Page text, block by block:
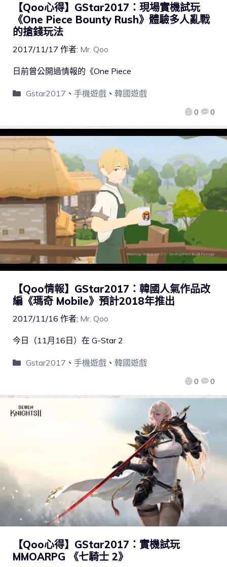
【Qoo心得】GStar2017：現場實機試玩
《One Piece Bounty Rush》體驗多人亂戰
的搶錢玩法
2017/11/17 作者: Mr. Qoo
0 0
日前曾公開過情報的《One Piece
Gstar2017 、 手機遊戲、 韓國遊戲
【Qoo情報】GStar2017：韓國人氣作品改
編《瑪奇 Mobile》預計2018年推出
2017/11/16 作者: Mr. Qoo
0 0
今日（11月16日）在 G-Star 2
Gstar2017 、 手機遊戲、 韓國遊戲
【Qoo心得】GStar2017：實機試玩
MMOARPG 《七騎士 2》